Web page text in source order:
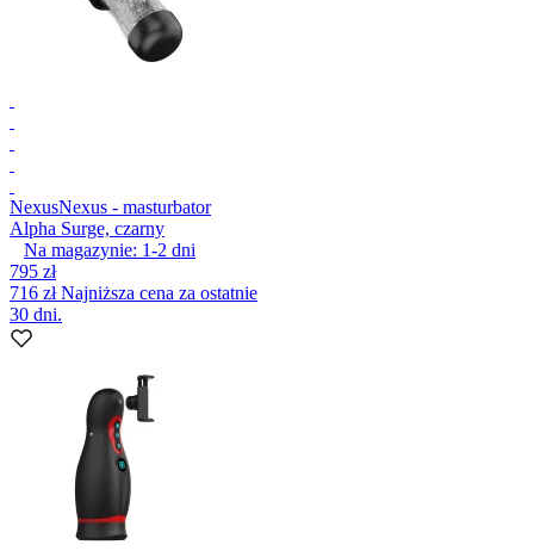
NexusNexus - masturbator
Alpha Surge, czarny
Na magazynie: 1-2 dni
795 zł
716 złNajniższa cena za ostatnie
30 dni.